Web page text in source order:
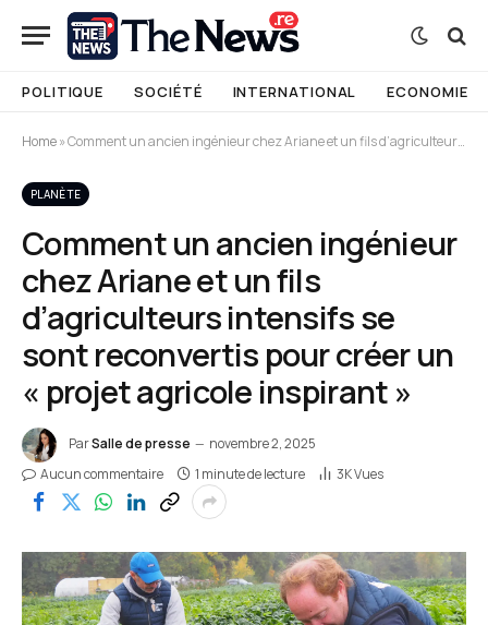
POLITIQUE SOCIÉTÉ INTERNATIONAL ECONOMIE
Home»Comment un ancien ingénieur chez Ariane et un fils d’agriculteurs intensifs se sont reconvertis pour créer un « projet agricole inspirant »
PLANÈTE
Comment un ancien ingénieur
chez Ariane et un fils
d’agriculteurs intensifs se
sont reconvertis pour créer un
« projet agricole inspirant »
ParSalle de presse
novembre 2, 2025
Aucun commentaire
1 minute de lecture 3KVues